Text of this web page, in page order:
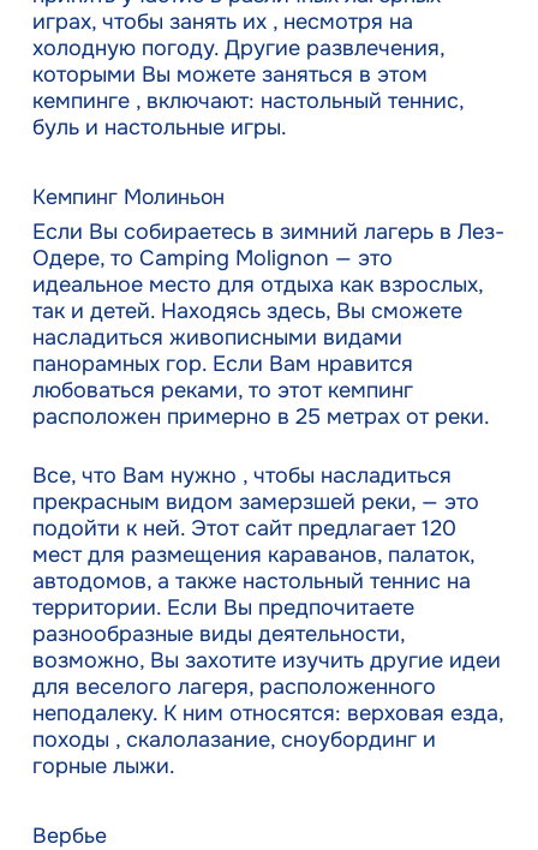
играх, чтобы занять их , несмотря на
холодную погоду. Другие развлечения,
которыми Вы можете заняться в этом
кемпинге , включают: настольный теннис,
буль и настольные игры.
Кемпинг Молиньон
Если Вы собираетесь в зимний лагерь в Лез-
Одере, то Camping Molignon — это
идеальное место для отдыха как взрослых,
так и детей. Находясь здесь, Вы сможете
насладиться живописными видами
панорамных гор. Если Вам нравится
любоваться реками, то этот кемпинг
расположен примерно в 25 метрах от реки.
Все, что Вам нужно , чтобы насладиться
прекрасным видом замерзшей реки, — это
подойти к ней. Этот сайт предлагает 120
мест для размещения караванов, палаток,
автодомов, а также настольный теннис на
территории. Если Вы предпочитаете
разнообразные виды деятельности,
возможно, Вы захотите изучить другие идеи
для веселого лагеря, расположенного
неподалеку. К ним относятся: верховая езда,
походы , скалолазание, сноубординг и
горные лыжи.
Вербье